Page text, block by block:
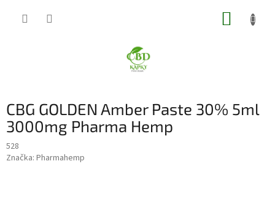
CBG GOLDEN Amber Paste 30% 5ml
3000mg Pharma Hemp
528
Značka: Pharmahemp